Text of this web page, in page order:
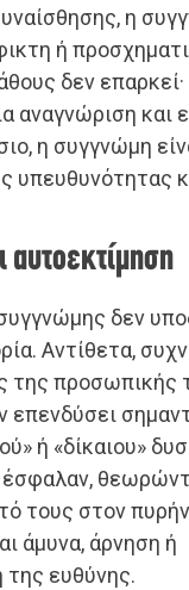
η
ή
δεν επαρκεί·
αναγνώριση και
η συγγνώμη
υπευθυνότητας
δεν
Αντίθετα,
της προσωπικής
επενδύσει
ή «δίκαιου»
έσφαλαν,
τους στον
άμυνα, άρνηση ή
της ευθύνης.